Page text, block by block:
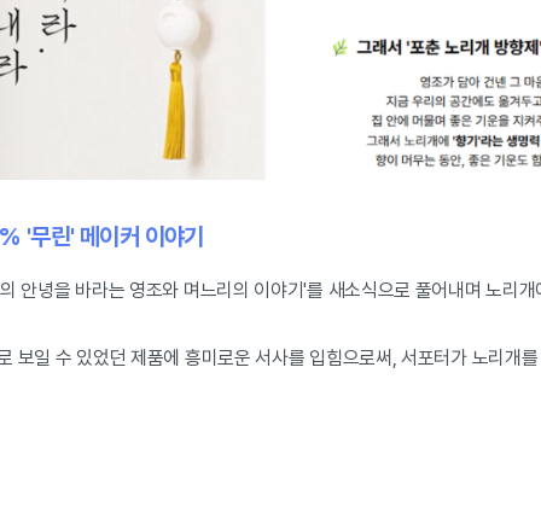
'무린' 메이커 이야기
안녕을 바라는 영조와 며느리의 이야기'를 새소식으로 풀어내며 노리
보일 수 있었던 제품에 흥미로운 서사를 입힘으로써, 서포터가 노리개